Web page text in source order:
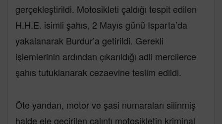
gerçekleştirildi. Motosikleti çaldığı tespit edilen
H.H.E. isimli şahıs, 2 Mayıs günü Isparta’da
yakalanarak Burdur’a getirildi. Gerekli
işlemlerinin ardından çıkarıldığı adli mercilerce
şahıs tutuklanarak cezaevine teslim edildi.
Öte yandan, motor ve şasi numaraları silinmiş
halde ele geçirilen çalıntı motosikletin kriminal